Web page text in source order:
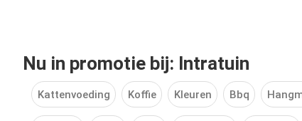
Nu in promotie bij: Intratuin
Kattenvoeding Koffie Kleuren Bbq